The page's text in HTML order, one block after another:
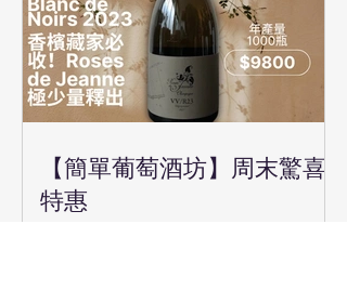
【簡單葡萄酒坊】周末驚喜
特惠